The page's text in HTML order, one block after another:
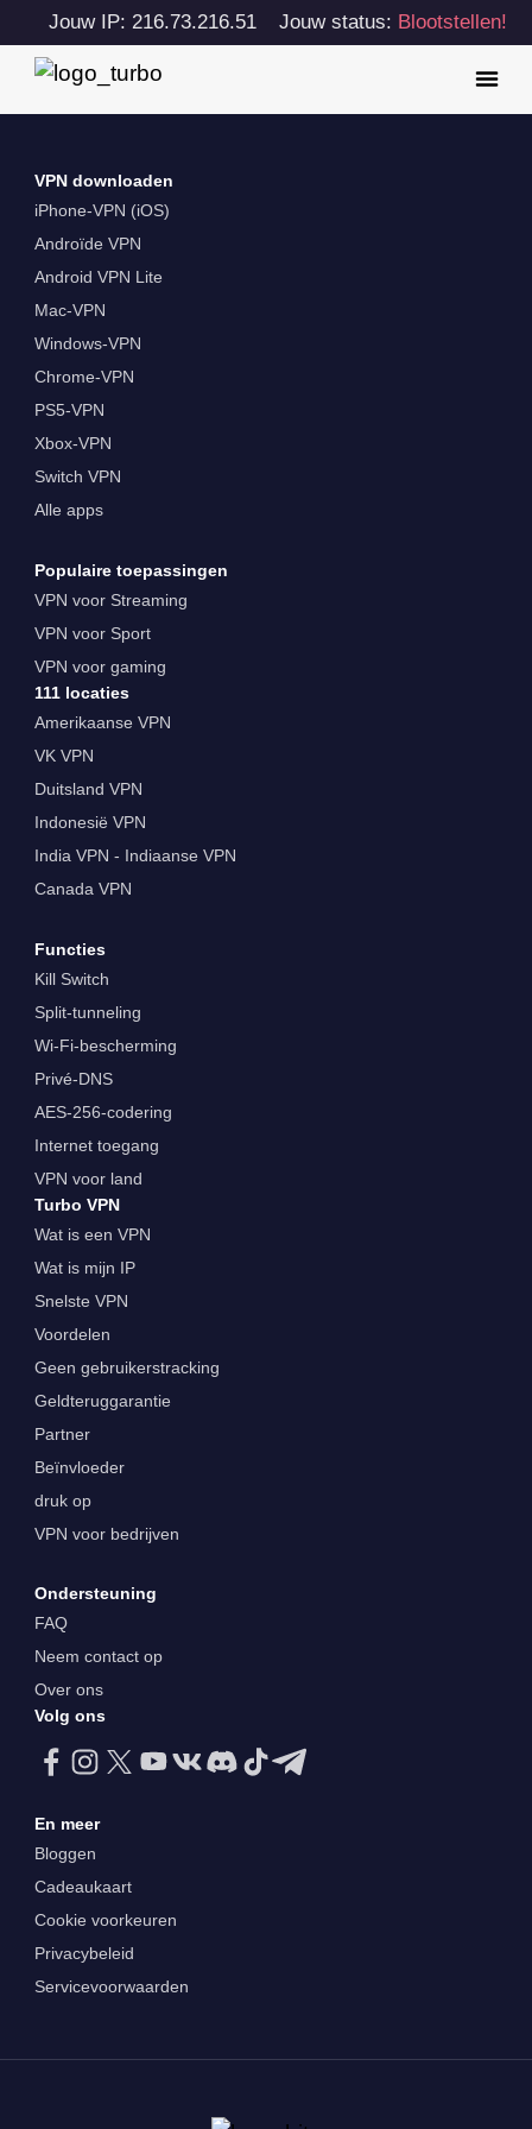
Jouw IP: 216.73.216.51 Jouw status: Blootstellen!
VPN downloaden
iPhone-VPN (iOS)
Androïde VPN
Android VPN Lite
Mac-VPN
Windows-VPN
Chrome-VPN
PS5-VPN
Xbox-VPN
Switch VPN
Alle apps
Populaire toepassingen
VPN voor Streaming
VPN voor Sport
VPN voor gaming
111 locaties
Amerikaanse VPN
VK VPN
Duitsland VPN
Indonesië VPN
India VPN - Indiaanse VPN
Canada VPN
Functies
Kill Switch
Split-tunneling
Wi-Fi-bescherming
Privé-DNS
AES-256-codering
Internet toegang
VPN voor land
Turbo VPN
Wat is een VPN
Wat is mijn IP
Snelste VPN
Voordelen
Geen gebruikerstracking
Geldteruggarantie
Partner
Beïnvloeder
druk op
VPN voor bedrijven
Ondersteuning
FAQ
Neem contact op
Over ons
Volg ons
En meer
Bloggen
Cadeaukaart
Cookie voorkeuren
Privacybeleid
Servicevoorwaarden